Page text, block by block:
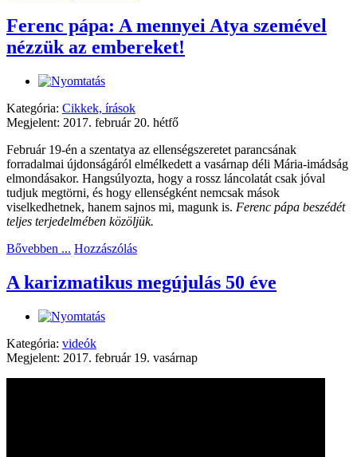
Ferenc pápa: A mennyei Atya szemével
nézzük az embereket!
Kategória: Cikkek, írások
Megjelent: 2017. február 20. hétfő
Február 19-én a szentatya az ellenségszeretet parancsának
forradalmai újdonságáról elmélkedett a vasárnap déli Mária-imádság
elmondásakor. Hangsúlyozta, hogy a rossz láncolatát csak jóval
tudjuk megtörni, és hogy ellenségként nemcsak mások
viselkedhetnek, hanem sajnos mi, magunk is. Ferenc pápa beszédét
teljes terjedelmében közöljük.
Bővebben ... Hozzászólás
A karizmatikus megújulás 50 éve
Kategória: videók
Megjelent: 2017. február 19. vasárnap